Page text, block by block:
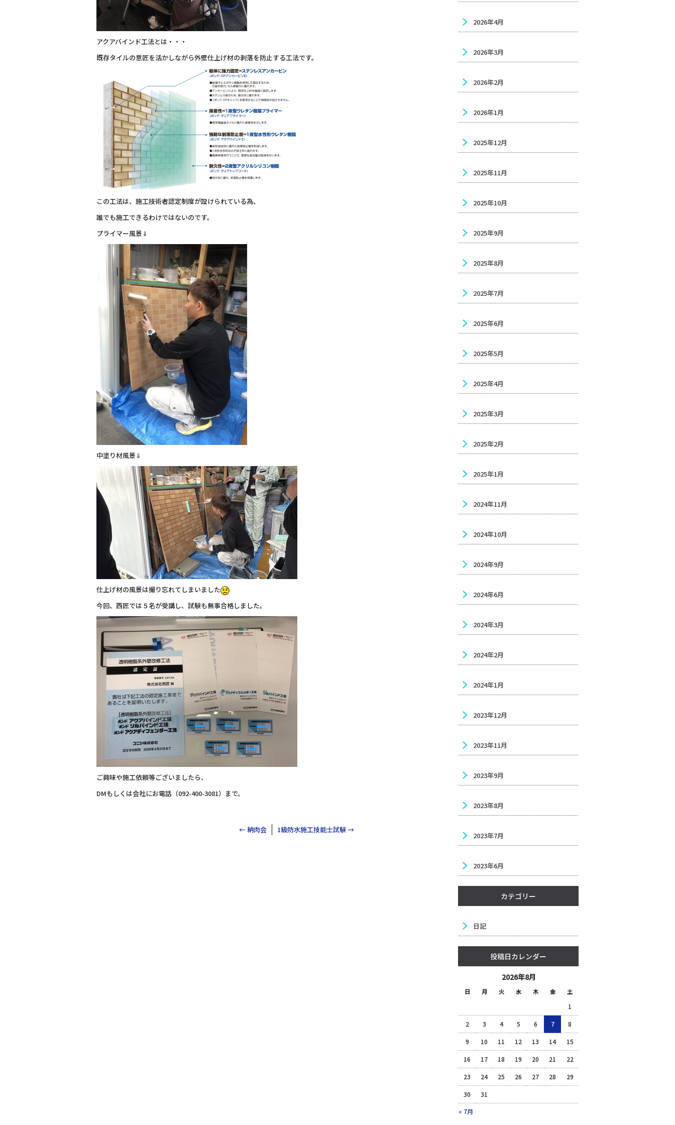
アクアバインド工法とは・・・
既存タイルの意匠を活かしながら外壁仕上げ材の剥落を防止する工法です。
この工法は、施工技術者認定制度が設けられている為、
誰でも施工できるわけではないのです。
プライマー風景⇓
中塗り材風景⇓
仕上げ材の風景は撮り忘れてしまいました
今回、西匠では５名が受講し、試験も無事合格しました。
ご興味や施工依頼等ございましたら、
DMもしくは会社にお電話（092-400-3081）まで。
←納肉会 1級防水施工技能士試験→
2026年4月
2026年3月
2026年2月
2026年1月
2025年12月
2025年11月
2025年10月
2025年9月
2025年8月
2025年7月
2025年6月
2025年5月
2025年4月
2025年3月
2025年2月
2025年1月
2024年11月
2024年10月
2024年9月
2024年6月
2024年3月
2024年2月
2024年1月
2023年12月
2023年11月
2023年9月
2023年8月
2023年7月
2023年6月
カテゴリー
日記
投稿日カレンダー
2026年8月
日 月 火 水 木 金 土
« 7月
1
2 3 4 5 6 7 8
9 10 11 12 13 14 15
16 17 18 19 20 21 22
23 24 25 26 27 28 29
30 31